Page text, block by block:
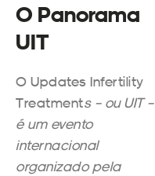
O Panorama
UIT
O Updates Infertility
Treatments – ou UIT –
é um evento
internacional
organizado pela